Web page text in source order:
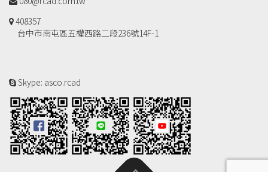
408357
台中市南屯區五權西路二段236號14F-1
Skype: asco.rcad